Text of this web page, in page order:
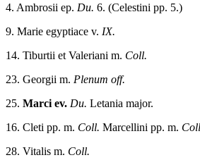
4. Ambrosii ep. Du. 6. (Celestini pp. 5.)
9. Marie egyptiace v. IX.
14. Tiburtii et Valeriani m. Coll.
23. Georgii m. Plenum off.
25. Marci ev. Du. Letania major.
16. Cleti pp. m. Coll. Marcellini pp. m.
28. Vitalis m. Coll.